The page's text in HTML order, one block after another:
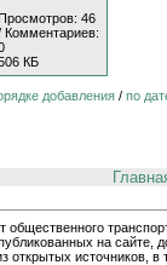
46
Комментариев:
КБ
добавления / по
на сайте,
источников, в